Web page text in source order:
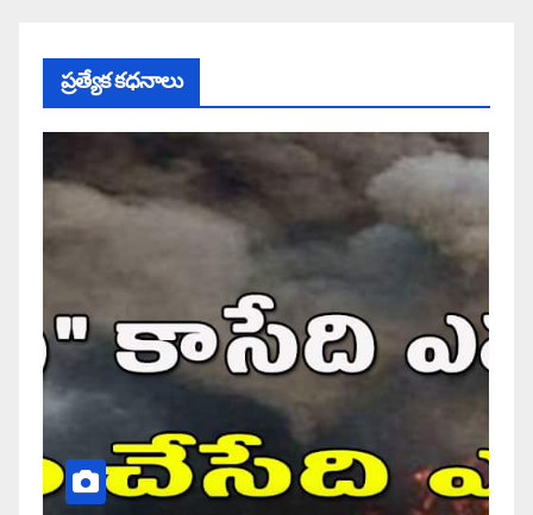
ప్రత్యేక కధనాలు